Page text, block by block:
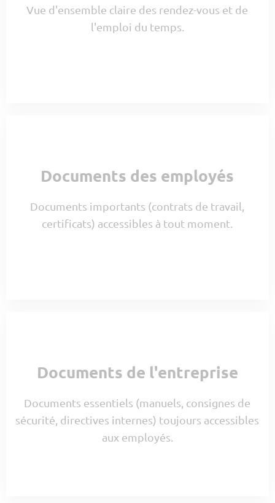
Vue d'ensemble claire des rendez-vous et de
l'emploi du temps.
Documents des employés
Documents importants (contrats de travail,
certificats) accessibles à tout moment.
Documents de l'entreprise
Documents essentiels (manuels, consignes de
sécurité, directives internes) toujours accessibles
aux employés.